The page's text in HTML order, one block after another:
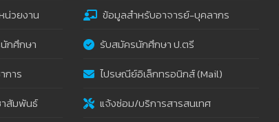
น่วยงาน
กศึกษา
การ
าสัมพันธ์
ข้อมูลสำหรับอาจารย์-บุคลากร
รับสมัครนักศึกษา ป.ตรี
ไปรษณีย์อิเล็กทรอนิกส์ (Mail)
แจ้งซ่อม/บริการสารสนเทศ